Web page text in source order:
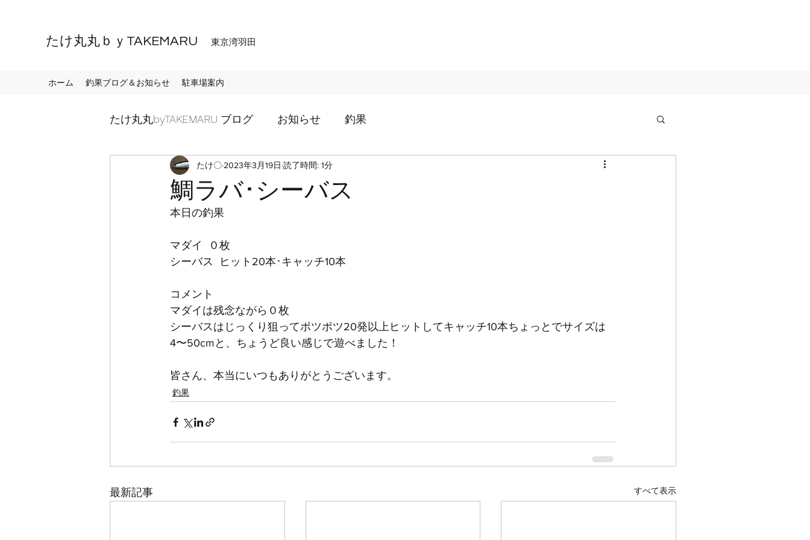
たけ丸丸ｂｙTAKEMARU 東京湾羽田
ホーム 釣果ブログ＆お知らせ 駐車場案内
たけ丸丸byTAKEMARU ブログ お知らせ 釣果
鯛ラバ･シーバス
たけ〇 2023年3月19日 読了時間: 1分
本日の釣果
マダイ  ０枚
シーバス  ヒット20本･キャッチ10本
コメント
マダイは残念ながら０枚
シーバスはじっくり狙ってポツポツ20発以上ヒットしてキャッチ10本ちょっとでサイズは
4〜50cmと、ちょうど良い感じで遊べました！
皆さん、本当にいつもありがとうございます。
釣果
最新記事 すべて表示